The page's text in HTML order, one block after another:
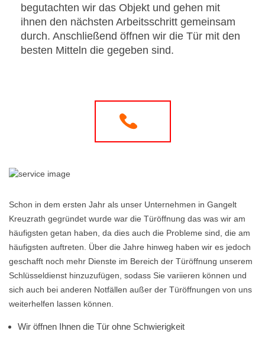
begutachten wir das Objekt und gehen mit
ihnen den nächsten Arbeitsschritt gemeinsam
durch. Anschließend öffnen wir die Tür mit den
besten Mitteln die gegeben sind.
Schon in dem ersten Jahr als unser Unternehmen in Gangelt
Kreuzrath gegründet wurde war die Türöffnung das was wir am
häufigsten getan haben, da dies auch die Probleme sind, die am
häufigsten auftreten. Über die Jahre hinweg haben wir es jedoch
geschafft noch mehr Dienste im Bereich der Türöffnung unserem
Schlüsseldienst hinzuzufügen, sodass Sie variieren können und
sich auch bei anderen Notfällen außer der Türöffnungen von uns
weiterhelfen lassen können.
Wir öffnen Ihnen die Tür ohne Schwierigkeit